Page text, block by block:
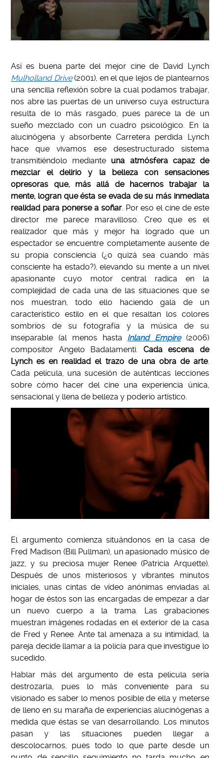
Así es buena parte del mejor cine de David Lynch
Mulholland Drive(2001), en el que lejos de plantearnos
una sencilla reflexión sobre la cual podamos trabajar,
nos abre las puertas de un universo cuya estructura
resulta de lo más rasgado, pues parece la de un
sueño mezclado con un cuadro psicológico. En la
alucinógena y absorbente Carretera perdida Lynch
hace que vivamos ese desestructurado sistema
transmitiéndolo mediante una atmósfera capaz de
mezclar el delirio y la belleza con sensaciones
opresoras que, más allá de hacernos trabajar la
mente, logran que ésta se evada de su más inmediata
realidad para ponerse a soñar. Por eso el cine de este
director me parece maravilloso. Creo que es el
realizador que más y mejor ha logrado que un
espectador se encuentre completamente ausente de
su propia consciencia (¿o quizá sea cuando más
consciente ha estado?), elevando su mente a un nivel
apasionante cuyo motor central radica en la
complejidad de cada una de las situaciones que se
nos muestran, todo ello haciendo gala de un
característico estilo en el que resaltan los colores
sombríos de su fotografía y la música de su
inseparable (al menos hasta Inland Empire(2006)
compositor Angelo Badalamenti. Cada escena de
Lynch es en realidad el trazo de una obra de arte.
Cada película, una sucesión de auténticas lecciones
sobre cómo hacer del cine una experiencia única,
sensacional y llena de belleza y poderío artístico.
El argumento comienza situándonos en la casa de
Fred Madison (Bill Pullman), un apasionado músico de
jazz, y su preciosa mujer Renee (Patricia Arquette).
Después de unos misteriosos y vibrantes minutos
iniciales, unas cintas de vídeo anónimas enviadas al
hogar de éstos son las encargadas de empezar a dar
un nuevo cuerpo a la trama. Las grabaciones
muestran imágenes rodadas en el exterior de la casa
de Fred y Renee. Ante tal amenaza a su intimidad, la
pareja decide llamar a la policía para que investigue lo
sucedido.
Hablar más del argumento de esta película sería
destrozarla, pues lo más conveniente para su
visionado es saber lo menos posible de ella y meterse
de lleno en su maraña de experiencias alucinógenas a
medida que éstas se van desarrollando. Los minutos
pasan y las situaciones pueden llegar a
descolocarnos, pues todo lo que parte desde un